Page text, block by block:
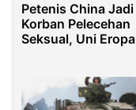
Petenis China Jadi
Korban Pelecehan
Seksual, Uni Eropa